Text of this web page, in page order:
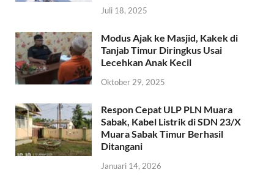
Juli 18, 2025
Modus Ajak ke Masjid, Kakek di
Tanjab Timur Diringkus Usai
Lecehkan Anak Kecil
Oktober 29, 2025
Respon Cepat ULP PLN Muara
Sabak, Kabel Listrik di SDN 23/X
Muara Sabak Timur Berhasil
Ditangani
Januari 14, 2026